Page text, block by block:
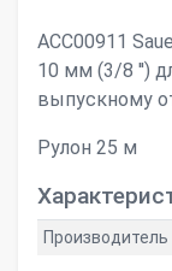
ACC00911
10 мм (3/8 '')
выпускному
Рулон 25 м
Производитель